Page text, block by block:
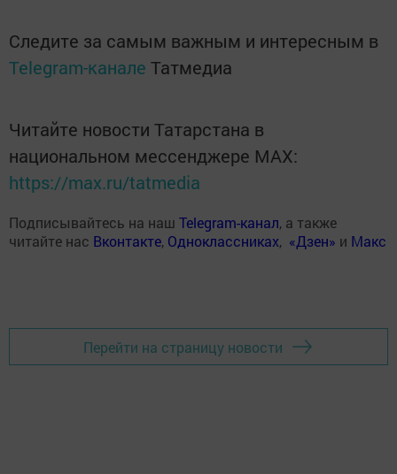
Следите за самым важным и интересным в
Telegram-канале Татмедиа
Читайте новости Татарстана в
национальном мессенджере MАХ:
https://max.ru/tatmedia
Подписывайтесь на наш Telegram-канал, а также
читайте нас Вконтакте, Одноклассниках, «Дзен» и Макс
Перейти на страницу новости